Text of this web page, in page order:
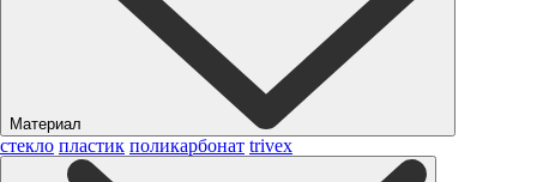
Материал
стекло пластик поликарбонат trivex